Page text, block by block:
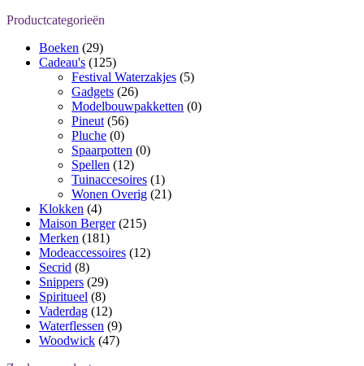
Productcategorieën
Boeken (29)
Cadeau's (125)
Festival Waterzakjes (5)
Gadgets (26)
Modelbouwpakketten (0)
Pineut (56)
Pluche (0)
Spaarpotten (0)
Spellen (12)
Tuinaccesoires (1)
Wonen Overig (21)
Klokken (4)
Maison Berger (215)
Merken (181)
Modeaccessoires (12)
Secrid (8)
Snippers (29)
Spiritueel (8)
Vaderdag (12)
Waterflessen (9)
Woodwick (47)